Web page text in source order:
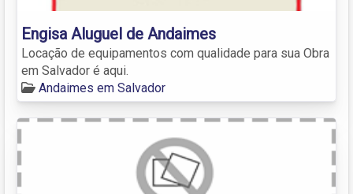
Engisa Aluguel de Andaimes
Locação de equipamentos com qualidade para sua Obra
em Salvador é aqui.
Andaimes em Salvador